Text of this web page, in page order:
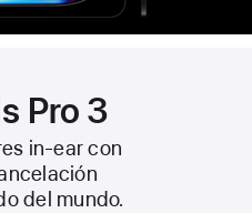
Pro 3
in-ear con
del mundo.